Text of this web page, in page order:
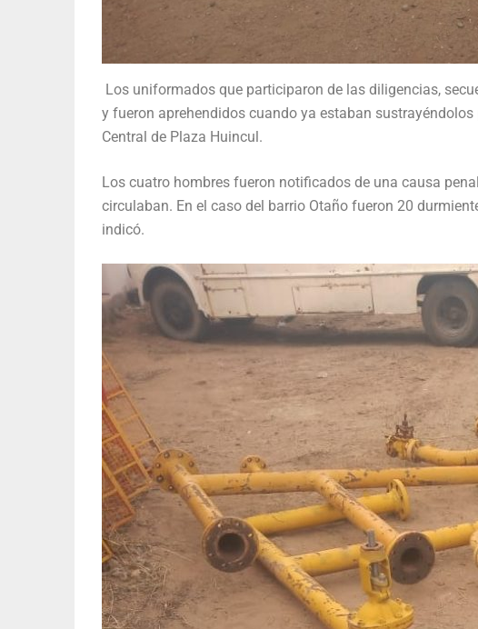
Los uniformados que participaron de las diligencias,
y fueron aprehendidos cuando ya estaban
Central de Plaza Huincul.
Los cuatro hombres fueron notificados de una causa
circulaban. En el caso del barrio Otaño fueron 20
indicó.